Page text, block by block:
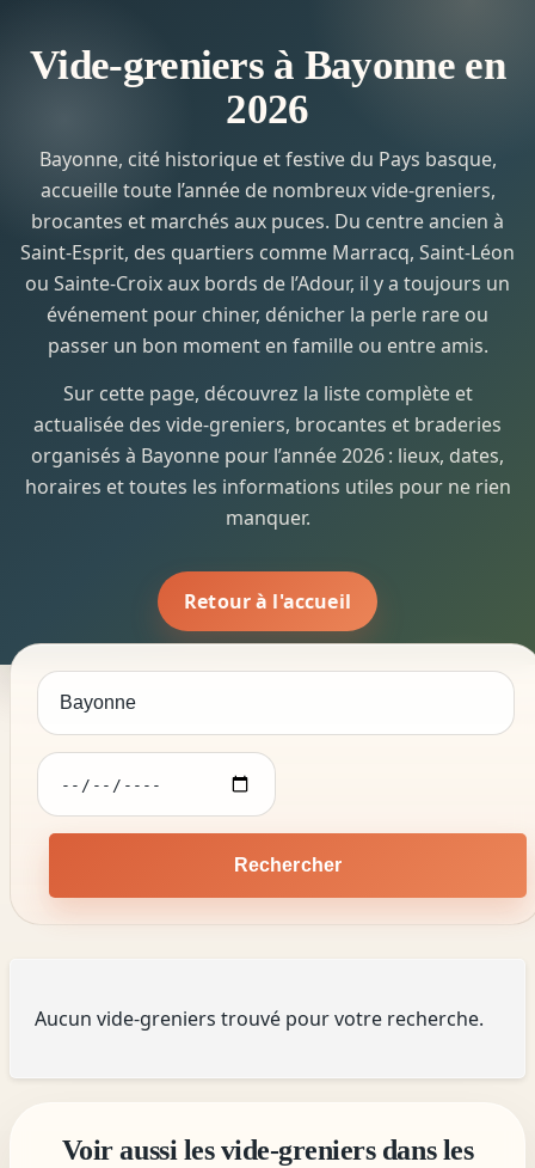
Vide-greniers à Bayonne en
2026
Bayonne, cité historique et festive du Pays basque,
accueille toute l’année de nombreux vide-greniers,
brocantes et marchés aux puces. Du centre ancien à
Saint-Esprit, des quartiers comme Marracq, Saint-Léon
ou Sainte-Croix aux bords de l’Adour, il y a toujours un
événement pour chiner, dénicher la perle rare ou
passer un bon moment en famille ou entre amis.
Sur cette page, découvrez la liste complète et
actualisée des vide-greniers, brocantes et braderies
organisés à Bayonne pour l’année 2026 : lieux, dates,
horaires et toutes les informations utiles pour ne rien
manquer.
Retour à l'accueil
Rechercher
Aucun vide-greniers trouvé pour votre recherche.
Voir aussi les vide-greniers dans les